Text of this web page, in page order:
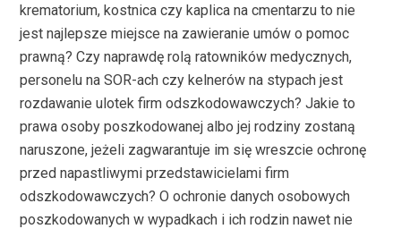
krematorium, kostnica czy kaplica na cmentarzu to nie
jest najlepsze miejsce na zawieranie umów o pomoc
prawną? Czy naprawdę rolą ratowników medycznych,
personelu na SOR-ach czy kelnerów na stypach jest
rozdawanie ulotek firm odszkodowawczych? Jakie to
prawa osoby poszkodowanej albo jej rodziny zostaną
naruszone, jeżeli zagwarantuje im się wreszcie ochronę
przed napastliwymi przedstawicielami firm
odszkodowawczych? O ochronie danych osobowych
poszkodowanych w wypadkach i ich rodzin nawet nie